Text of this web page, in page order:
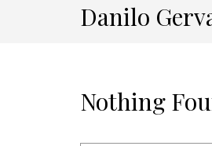
Danilo
Nothing